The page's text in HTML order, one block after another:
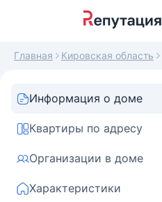
Главная Кировская область
Информация о доме
Квартиры по адресу
Организации в доме
Характеристики